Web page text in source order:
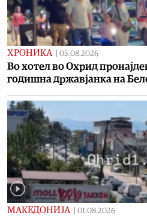
ХРОНИКА 05.08.2026
Во хотел во Охрид
годишна државјанка на
МАКЕДОНИЈА 01.08.2026